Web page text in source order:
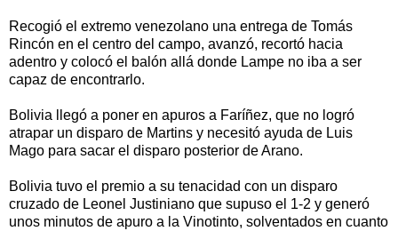
Recogió el extremo venezolano una entrega de Tomás
Rincón en el centro del campo, avanzó, recortó hacia
adentro y colocó el balón allá donde Lampe no iba a ser
capaz de encontrarlo.
Bolivia llegó a poner en apuros a Faríñez, que no logró
atrapar un disparo de Martins y necesitó ayuda de Luis
Mago para sacar el disparo posterior de Arano.
Bolivia tuvo el premio a su tenacidad con un disparo
cruzado de Leonel Justiniano que supuso el 1-2 y generó
unos minutos de apuro a la Vinotinto, solventados en cuanto